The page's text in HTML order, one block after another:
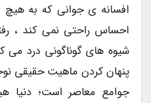
افسانه ی جوانی که به هیچ
احساس راحتی نمی کند ،
شیوه های گوناگونی درد می
پنهان کردن ماهیت حقیقی
جوامع معاصر است؛ دنیا